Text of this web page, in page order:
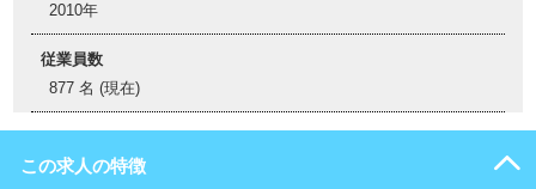
2010年
従業員数
877 名 (現在)
この求人の特徴